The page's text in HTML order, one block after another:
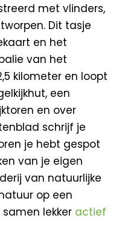
met vlinders,
Dit tasje
en het
van het
kilometer en loopt
een
en over
schrijf je
je hebt gespot
van je eigen
van natuurlijke
op een
lekker actief